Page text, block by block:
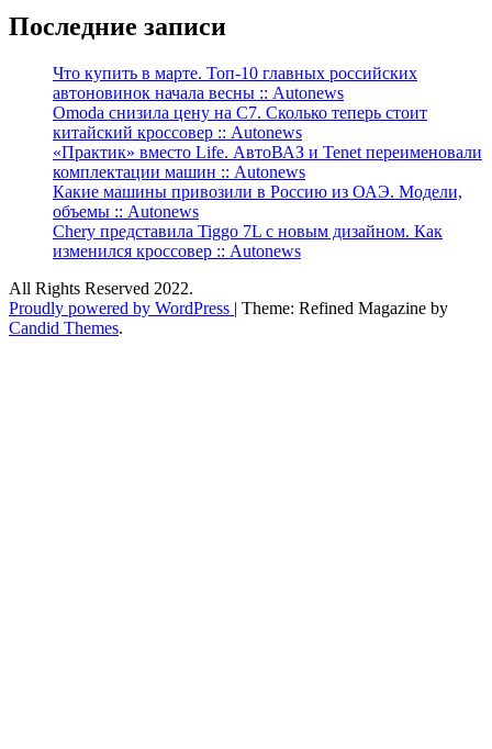
Последние записи
Что купить в марте. Топ-10 главных российских
автоновинок начала весны :: Autonews
Omoda снизила цену на C7. Сколько теперь стоит
китайский кроссовер :: Autonews
«Практик» вместо Life. АвтоВАЗ и Tenet переименовали
комплектации машин :: Autonews
Какие машины привозили в Россию из ОАЭ. Модели,
объемы :: Autonews
Chery представила Tiggo 7L с новым дизайном. Как
изменился кроссовер :: Autonews
All Rights Reserved 2022.
Proudly powered by WordPress | Theme: Refined Magazine by
Candid Themes.